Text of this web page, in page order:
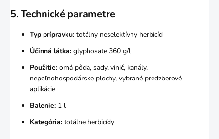
5. Technické parametre
Typ prípravku: totálny neselektívny herbicíd
Účinná látka: glyphosate 360 g/l
Použitie: orná pôda, sady, vinič, kanály,
nepoľnohospodárske plochy, vybrané predzberové
aplikácie
Balenie: 1 l
Kategória: totálne herbicídy